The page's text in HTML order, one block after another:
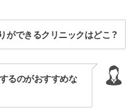
ができるクリニックはどこ？
るのがおすすめな